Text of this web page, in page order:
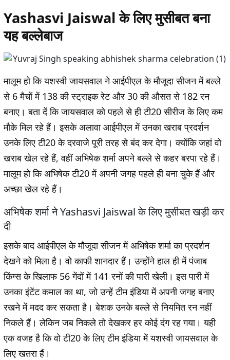
Yashasvi Jaiswal के लिए मुसीबत बना
यह बल्लेबाज
मालूम हो कि यशस्वी जायसवाल ने आईपीएल के मौजूदा सीजन में बल्ले
से 6 मैचों में 138 की स्ट्राइक रेट और 30 की औसत से 182 रन
बनाए। बता दें कि जायसवाल को पहले से ही टी20 सीरीज के लिए कम
मौके मिल रहे हैं। इसके अलावा आईपीएल में उनका खराब प्रदर्शन
उनके लिए टी20 के दरवाजे पूरी तरह से बंद कर देगा। क्योंकि जहां वो
खराब खेल रहे हैं, वहीं अभिषेक शर्मा अपने बल्ले से कहर बरपा रहे हैं।
मालूम हो कि अभिषेक टी20 में अपनी जगह पहले ही बना चुके हैं और
अच्छा खेल रहे हैं।
अभिषेक शर्मा ने Yashasvi Jaiswal के लिए मुसीबत खड़ी कर
दी
इसके बाद आईपीएल के मौजूदा सीजन में अभिषेक शर्मा का प्रदर्शन
देखने को मिला है। वो काफी शानदार हैं। उन्होंने हाल ही में पंजाब
किंग्स के खिलाफ 56 गेंदों में 141 रनों की पारी खेली। इस पारी में
उनका इंटेंट कमाल का था, जो उन्हें टीम इंडिया में अपनी जगह बनाए
रखने में मदद कर सकता है। बेशक उनके बल्ले से नियमित रन नहीं
निकले हैं। लेकिन जब निकले तो देखकर हर कोई दंग रह गया। यही
एक वजह है कि वो टी20 के लिए टीम इंडिया में यशस्वी जायसवाल के
लिए खतरा हैं।